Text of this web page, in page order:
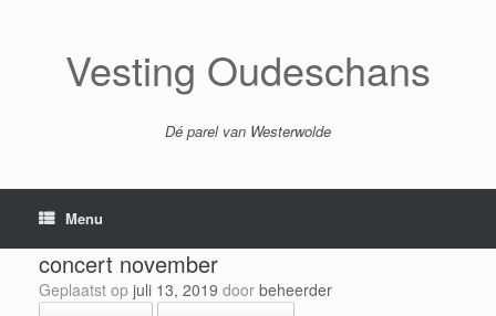
Vesting Oudeschans
Dé parel van Westerwolde
Menu
concert november
Geplaatst op juli 13, 2019 door beheerder